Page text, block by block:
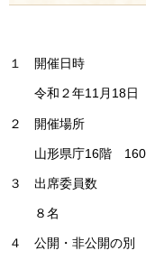
１ 開催日時
令和２年11月18日
２ 開催場所
山形県庁16階
３ 出席委員数
８名
４ 公開・非公開の別